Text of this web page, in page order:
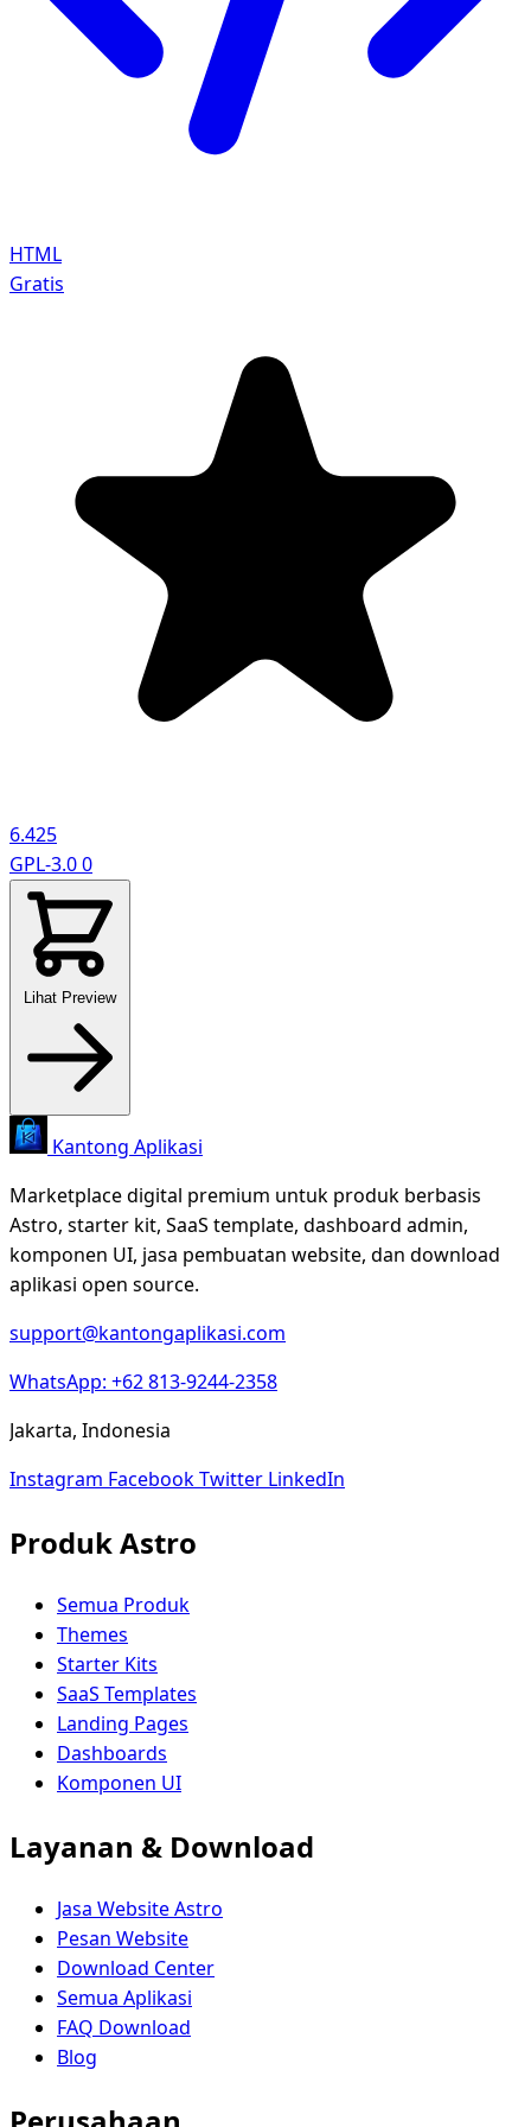
HTML
Gratis
6.425
GPL-3.00
Lihat Preview
Kantong Aplikasi
Marketplace digital premium untuk produk berbasis
Astro, starter kit, SaaS template, dashboard admin,
komponen UI, jasa pembuatan website, dan download
aplikasi open source.
support@kantongaplikasi.com
WhatsApp: +62 813-9244-2358
Jakarta, Indonesia
Instagram FacebookTwitter LinkedIn
Produk Astro
Semua Produk
Themes
Starter Kits
SaaS Templates
Landing Pages
Dashboards
Komponen UI
Layanan & Download
Jasa Website Astro
Pesan Website
Download Center
Semua Aplikasi
FAQ Download
Blog